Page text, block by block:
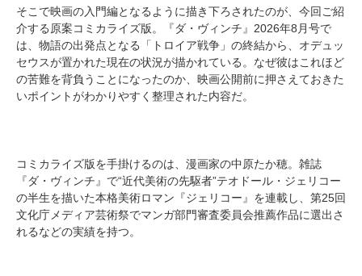
そこで映画の入門編となるように描き下ろされたのが、今回ご紹
介する原案コミカライズ版。『ダ・ヴィンチ』2026年8月号で
は、物語の出発点となる「トロイア戦争」の終結から、オデュッ
セウスが置かれた現在の状況が描かれている。なぜ彼はこれほど
の苦難を背負うことになったのか、映画公開前に押さえておきた
いポイントがわかりやすく整理された内容だ。
コミカライズ版を手掛けるのは、漫画家の中原たか穂。雑誌
『ダ・ヴィンチ』で“近代美術の先駆者”テオドール・ジェリコー
の半生を描いた本格美術ロマン『ジェリコー』を連載し、第25回
文化庁メディア芸術祭でマンガ部門審査委員会推薦作品に選出さ
れるなどの実績を持つ。